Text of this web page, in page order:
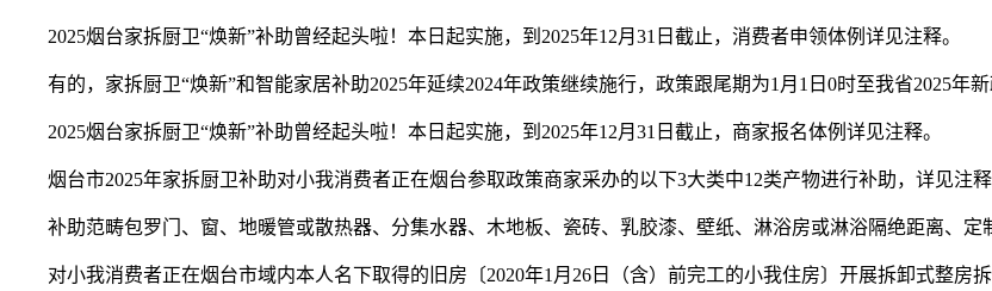
2025烟台家拆厨卫“焕新”补助曾经起头啦！本日起实施，到2025年12月31日截止，消费者申领体例详见注释。
有的，家拆厨卫“焕新”和智能家居补助2025年延续2024年政策继续施行，政策跟尾期为1月1日0时至我省2025年新
2025烟台家拆厨卫“焕新”补助曾经起头啦！本日起实施，到2025年12月31日截止，商家报名体例详见注释。
烟台市2025年家拆厨卫补助对小我消费者正在烟台参取政策商家采办的以下3大类中12类产物进行补助，详见注释
补助范畴包罗门、窗、地暖管或散热器、分集水器、木地板、瓷砖、乳胶漆、壁纸、淋浴房或淋浴隔绝距离、定
对小我消费者正在烟台市域内本人名下取得的旧房〔2020年1月26日（含）前完工的小我住房〕开展拆卸式整房